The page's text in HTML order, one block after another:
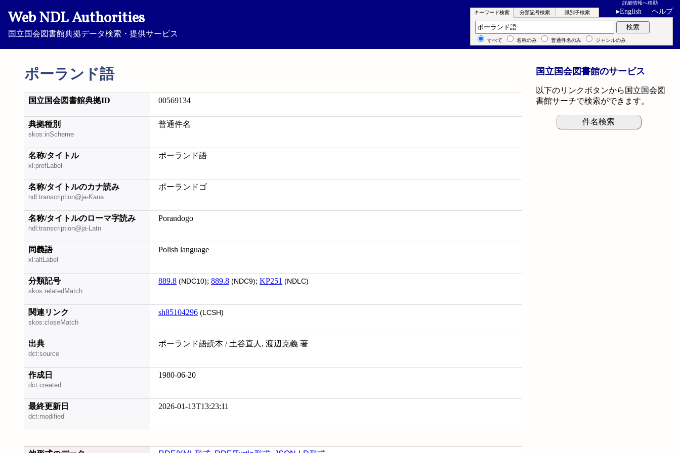
Web NDL Authorities
国立国会図書館典拠データ検索・提供サービス
詳細情報へ移動
▸English ヘルプ
ポーランド語
キーワード検索 分類記号検索 識別子検索
キーワード検索 検索
すべて 名称のみ 普通件名のみ ジャンルのみ
国立国会図書館典拠ID 00569134
典拠種別
skos:inScheme
普通件名
名称/タイトル
xl:prefLabel
ポーランド語
名称/タイトルのカナ読み
ndl:transcription@ja-Kana
ポーランドゴ
名称/タイトルのローマ字読み
ndl:transcription@ja-Latn
Porandogo
同義語
xl:altLabel
Polish language
分類記号
skos:relatedMatch
889.8 (NDC10); 889.8 (NDC9); KP251 (NDLC)
関連リンク
skos:closeMatch
sh85104296 (LCSH)
出典
dct:source
ポーランド語読本 / 土谷直人, 渡辺克義 著
作成日
dct:created
1980-06-20
最終更新日
dct:modified
2026-01-13T13:23:11
国立国会図書館のサービス
以下のリンクボタンから国立国会図
書館サーチで検索ができます。
件名検索